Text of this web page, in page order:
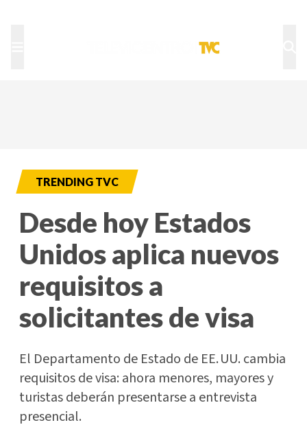
TRENDING TVC
Desde hoy Estados
Unidos aplica nuevos
requisitos a
solicitantes de visa
El Departamento de Estado de EE. UU. cambia
requisitos de visa: ahora menores, mayores y
turistas deberán presentarse a entrevista
presencial.